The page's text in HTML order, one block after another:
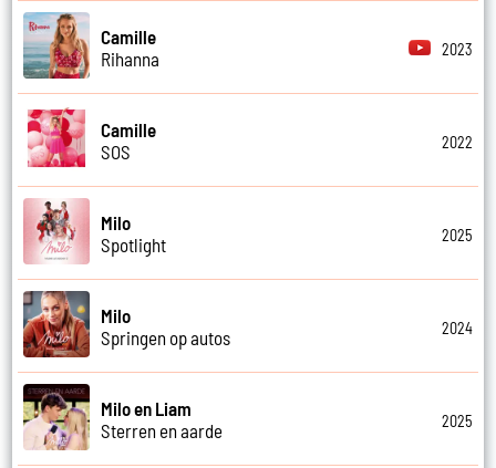
Camille
Rihanna
2023
Camille
SOS
2022
Milo
Spotlight
2025
Milo
Springen op autos
2024
Milo en Liam
Sterren en aarde
2025